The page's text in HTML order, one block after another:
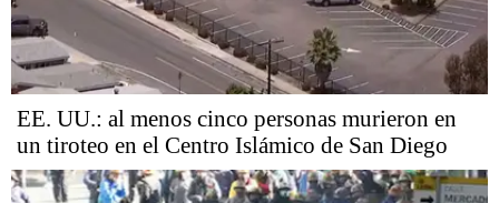
EE. UU.: al menos cinco personas murieron en
un tiroteo en el Centro Islámico de San Diego